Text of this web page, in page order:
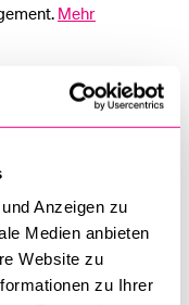
Anzeigen zu
Medien anbieten
Website zu
zu Ihrer
Mehr
Reality" (deutsch:
Auswirkungen auf
Ob und
auf das reale
untersuchen Prof.
einem Projekt an
Mehr